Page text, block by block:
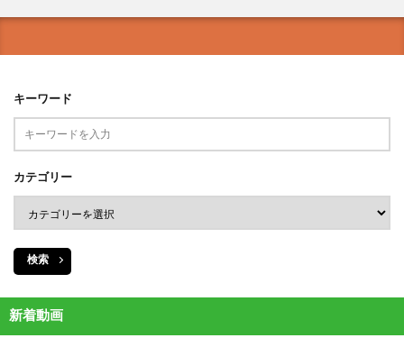
キーワード
カテゴリー
検索
新着動画